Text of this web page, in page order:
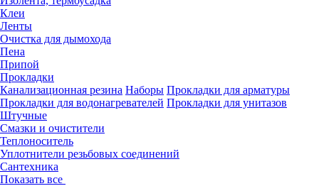
Клеи
Ленты
Очистка для дымохода
Пена
Припой
Прокладки
Канализационная резина Наборы Прокладки для арматуры
Прокладки для водонагревателей Прокладки для унитазов
Штучные
Смазки и очистители
Теплоноситель
Уплотнители резьбовых соединений
Сантехника
Показать все